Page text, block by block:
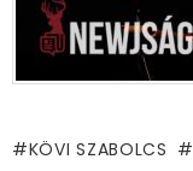
KÖVI SZABOLCS